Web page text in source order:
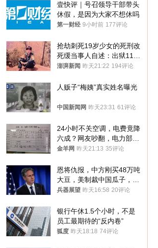
壹快评｜号召领导干部带头
休假，是因为大家不想休吗
第一财经 9小时前 177评论
抢劫刺死19岁少女的死刑改
死缓当事人自述：出狱11年
间始终刻意躲避被害人家属
澎湃新闻 昨天21:22 194评论
人贩子“梅姨”真实姓名曝光
中国新闻网 昨天23:31 61评论
24小时不关空调，电费竟降
六成？网友吵翻，电力部门
回应→
金羊网 昨天21:13 35评论
恩将仇报，中方刚买48万吨
大豆，美制裁中国瓜子，布
林肯措辞变了
兵器展望 昨天16:58 20评论
银行午休1.5个小时，不是
员工最期待的“反内卷”
狐度 昨天18:18 74评论